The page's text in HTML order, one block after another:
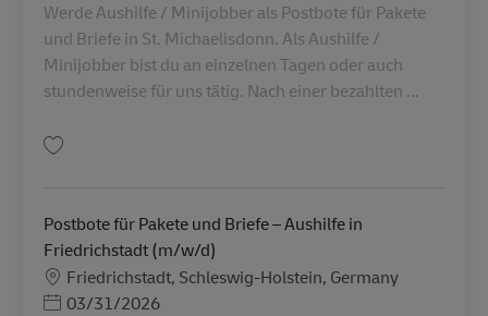
Werde Aushilfe / Minijobber als Postbote für Pakete
und Briefe in St. Michaelisdonn. Als Aushilfe /
Minijobber bist du an einzelnen Tagen oder auch
stundenweise für uns tätig. Nach einer bezahlten ...
Postbote für Pakete und Briefe – Aushilfe in
Friedrichstadt (m/w/d)
Localização
Friedrichstadt, Schleswig-Holstein, Germany
Posted Date
03/31/2026